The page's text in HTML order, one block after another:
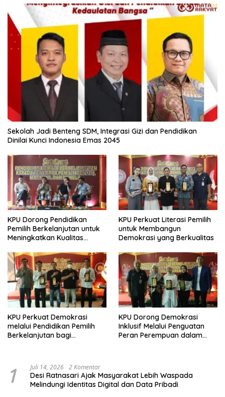
Sekolah Jadi Benteng SDM, Integrasi Gizi dan Pendidikan
Dinilai Kunci Indonesia Emas 2045
KPU Dorong Pendidikan
Pemilih Berkelanjutan untuk
Meningkatkan Kualitas
KPU Perkuat Literasi Pemilih
untuk Membangun
Demokrasi yang Berkualitas
KPU Perkuat Demokrasi
melalui Pendidikan Pemilih
Berkelanjutan bagi
KPU Dorong Demokrasi
Inklusif Melalui Penguatan
Peran Perempuan dalam
1 Juli 14, 2026 2 Komentar
Desi Ratnasari Ajak Masyarakat Lebih Waspada
Melindungi Identitas Digital dan Data Pribadi